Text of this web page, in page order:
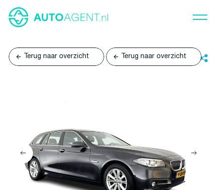
Terug naar overzicht Terug naar overzicht